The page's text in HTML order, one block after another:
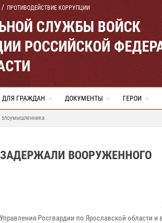
ПРОТИВОДЕЙСТВИЕ КОРРУПЦИИ
СЛУЖБЫ ВОЙСК
РОССИЙСКОЙ
ДЛЯ ГРАЖДАН ДОКУМЕНТЫ ГЕРОИ
злоумышленника
ВООРУЖЕННОГО
Росгвардии по Ярославской области и